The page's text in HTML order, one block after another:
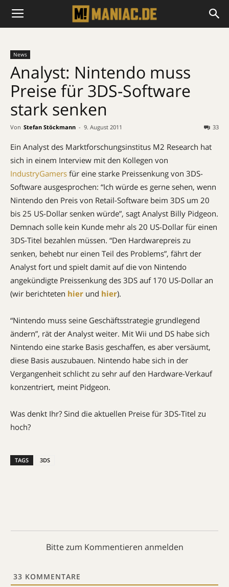
News
Analyst: Nintendo muss
Preise für 3DS-Software
stark senken
Von Stefan Stöckmann - 9. August 2011 33
Ein Analyst des Marktforschungsinstitus M2 Research hat
sich in einem Interview mit den Kollegen von
IndustryGamers für eine starke Preissenkung von 3DS-
Software ausgesprochen: “Ich würde es gerne sehen, wenn
Nintendo den Preis von Retail-Software beim 3DS um 20
bis 25 US-Dollar senken würde”, sagt Analyst Billy Pidgeon.
Demnach solle kein Kunde mehr als 20 US-Dollar für einen
3DS-Titel bezahlen müssen. “Den Hardwarepreis zu
senken, behebt nur einen Teil des Problems”, fährt der
Analyst fort und spielt damit auf die von Nintendo
angekündigte Preissenkung des 3DS auf 170 US-Dollar an
(wir berichteten hier und hier).
“Nintendo muss seine Geschäftsstrategie grundlegend
ändern”, rät der Analyst weiter. Mit Wii und DS habe sich
Nintendo eine starke Basis geschaffen, es aber versäumt,
diese Basis auszubauen. Nintendo habe sich in der
Vergangenheit schlicht zu sehr auf den Hardware-Verkauf
konzentriert, meint Pidgeon.
Was denkt Ihr? Sind die aktuellen Preise für 3DS-Titel zu
hoch?
TAGS 3DS
Bitte zum Kommentieren anmelden
33 KOMMENTARE